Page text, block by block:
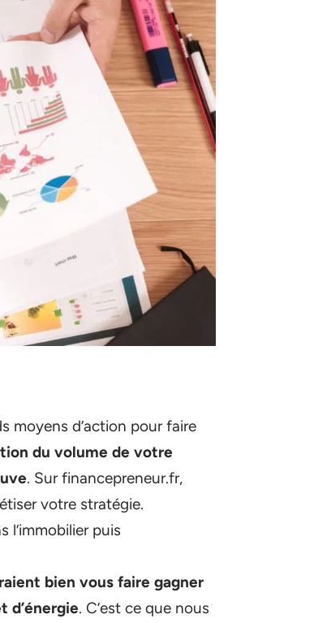
moyens d’action pour faire
du volume de votre
. Sur financepreneur.fr,
votre stratégie.
l’immobilier puis
bien vous faire gagner
d’énergie. C’est ce que nous